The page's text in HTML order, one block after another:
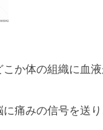
こか体の組織に血
に痛みの信号を送